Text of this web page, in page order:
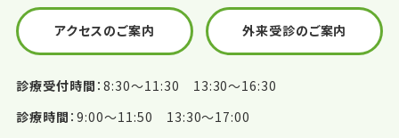
アクセスのご案内 外来受診のご案内
診療受付時間 8:30〜11:30 13:30〜16:30
診療時間 9:00〜11:50 13:30〜17:00